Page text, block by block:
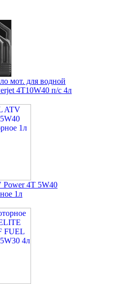
мот. для водной
4T10W40 п/с 4л
4T 5W40
1л